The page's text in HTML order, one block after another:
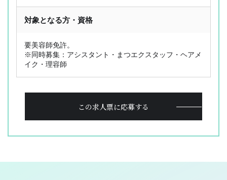
登録フォーム
3分でわかるOL型美容師派遣
ヘアメイク特集
美容師の働き方比較
対象となる方・資格
要美容師免許。
※同時募集：アシスタント・まつエクスタッフ・ヘアメ
イク・理容師
この求人票に応募する